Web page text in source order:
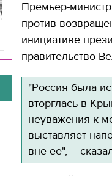
Премьер-
против
инициативе
правительство
"Россия была
вторглась в
неуважения к
выставляет
вне ее", –